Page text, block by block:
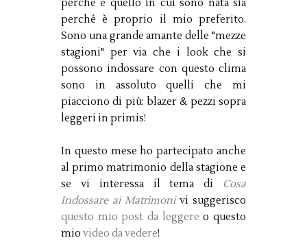
perché è quello in cui sono nata sia
perché è proprio il mio preferito.
Sono una grande amante delle "mezze
stagioni" per via che i look che si
possono indossare con questo clima
sono in assoluto quelli che mi
piacciono di più: blazer & pezzi sopra
leggeri in primis!
In questo mese ho partecipato anche
al primo matrimonio della stagione e
se vi interessa il tema di
Cosa
Indossare ai Matrimonivi suggerisco
questo mio post da leggere o questo
mio video da vedere!